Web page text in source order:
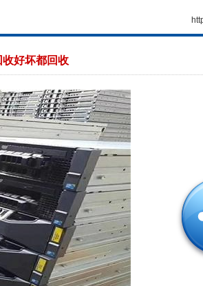
好坏都回收